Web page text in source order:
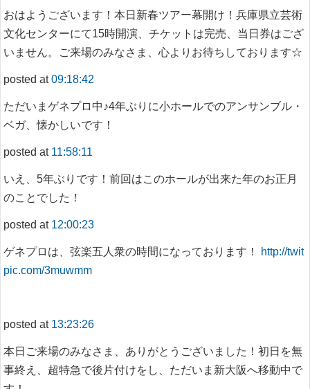
おはようございます！本日新春ツアー幕開け！兵庫県立芸術
文化センターにて15時開演、チケットは完売、当日券はござ
いません。ご来場のみなさま、心よりお待ちしております☆
posted at09:18:42
ただいまゲネプロ中♪4年ぶりに小ホールでのアンサンブル・
ベガ、懐かしいです！
posted at 11:58:11
いえ、5年ぶりです！前回はこのホールが出来た年のお正月
のことでした！
posted at 12:00:23
ゲネプロは、弦楽五人衆の時間になっております！ http://twit
pic.com/3muwmm
posted at 13:23:26
本日ご来場のみなさま、ありがとうございました！初日を無
事終え、超特急で後片付けをし、ただいま新大阪へ移動中で